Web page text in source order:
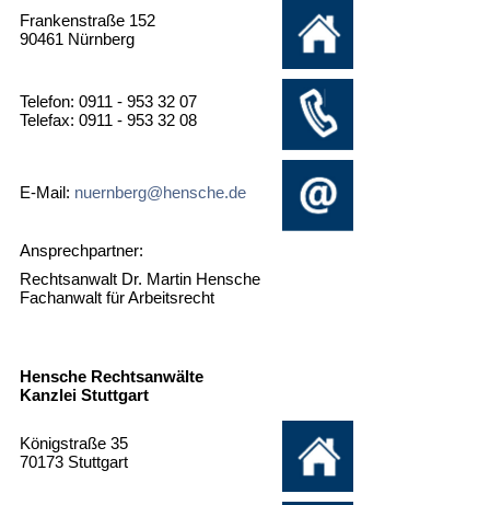
Frankenstraße 152
90461 Nürnberg
Telefon: 0911 - 953 32 07
Telefax: 0911 - 953 32 08
E-Mail: nuernberg@hensche.de
Ansprechpartner:
Rechtsanwalt Dr. Martin Hensche
Fachanwalt für Arbeitsrecht
Hensche Rechtsanwälte
Kanzlei Stuttgart
Königstraße 35
70173 Stuttgart